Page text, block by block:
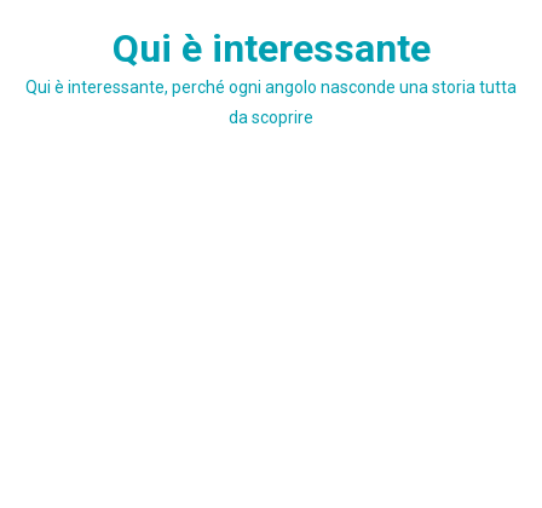
Qui è interessante
Qui è interessante, perché ogni angolo nasconde una storia tutta
da scoprire